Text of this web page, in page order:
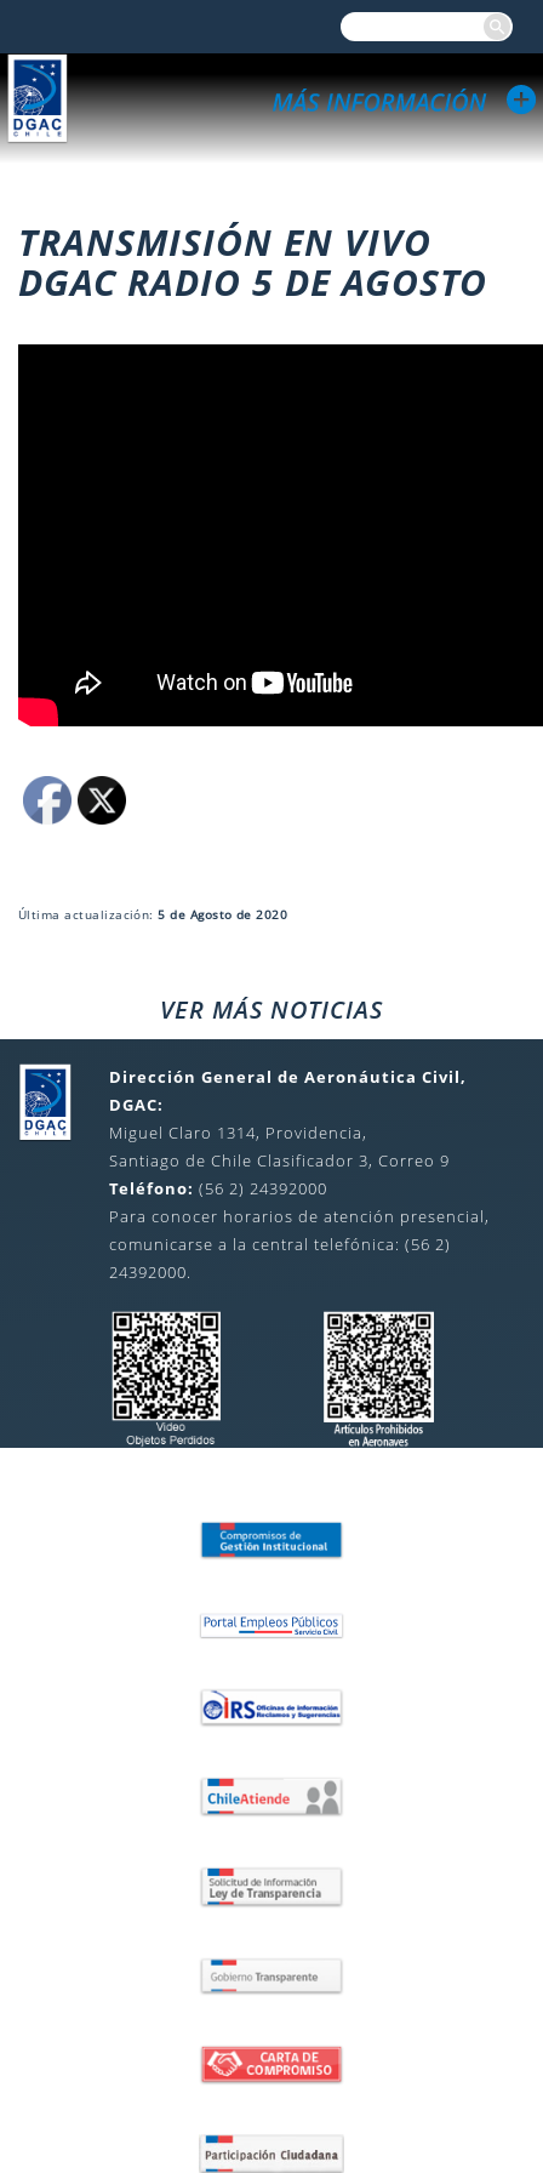
TRANSMISIÓN EN VIVO
DGAC RADIO 5 DE AGOSTO
Última actualización:5 de Agosto de 2020
VER MÁS NOTICIAS
Dirección General de Aeronáutica Civil,
DGAC:
Miguel Claro 1314, Providencia,
Santiago de Chile Clasificador 3, Correo 9
Teléfono: (56 2) 24392000
Para conocer horarios de atención presencial,
comunicarse a la central telefónica: (56 2)
24392000.